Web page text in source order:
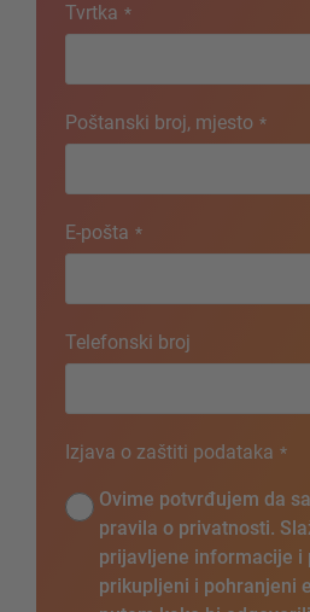
Tvrtka *
Poštanski broj, mjesto *
E-pošta *
Telefonski broj
Izjava o zaštiti podataka *
Ovime potvrđujem da
pravila o privatnosti.
prijavljene informacije i
prikupljeni i pohranjeni